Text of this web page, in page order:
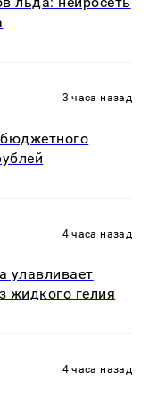
3 часа назад
4 часа назад
улавливает
жидкого гелия
4 часа назад